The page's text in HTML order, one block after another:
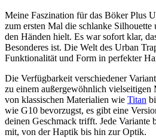
Meine Faszination für das Böker Plus
zum ersten Mal die schlanke Silhouette
den Händen hielt. Es war sofort klar,
Besonderes ist. Die Welt des Urban
Funktionalität und Form in perfekter
Die Verfügbarkeit verschiedener
zu einem außergewöhnlich vielseitigen
von klassischen Materialien wie Titan
wie G10 bevorzugst, es gibt eine
deinen Geschmack trifft. Jede Variante
mit, von der Haptik bis hin zur Optik.